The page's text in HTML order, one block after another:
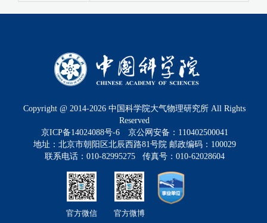
Copyright @ 2014-2026 中国科学院大气物理研究所 All Rights
Reserved
京ICP备14024088号-6
京公网安备：110402500041
地址：北京市朝阳区北辰西路81号院 邮政编码：100029
联系电话：010-82995275 传真号：010-62028604
官方微信 官方微博